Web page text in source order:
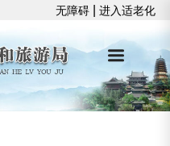
无障碍 |进入适老化